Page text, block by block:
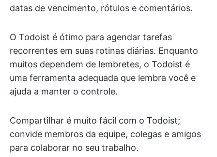
datas de vencimento, rótulos e comentários.
O Todoist é ótimo para agendar tarefas
recorrentes em suas rotinas diárias. Enquanto
muitos dependem de lembretes, o Todoist é
uma ferramenta adequada que lembra você e
ajuda a manter o controle.
Compartilhar é muito fácil com o Todoist;
convide membros da equipe, colegas e amigos
para colaborar no seu trabalho.